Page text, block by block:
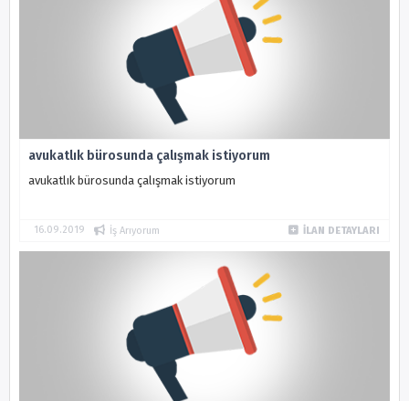
avukatlık bürosunda çalışmak istiyorum
avukatlık bürosunda çalışmak istiyorum
16.09.2019 İş Arıyorum İLAN DETAYLARI